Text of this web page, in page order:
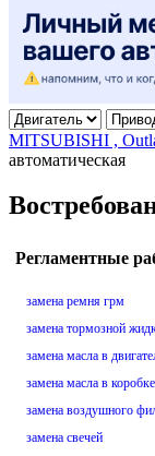
MITSUBISHI ,
автоматическая
Регламентные
замена ремня грм
замена тормозной
замена масла в
замена масла в коробке
замена воздушного
замена свечей